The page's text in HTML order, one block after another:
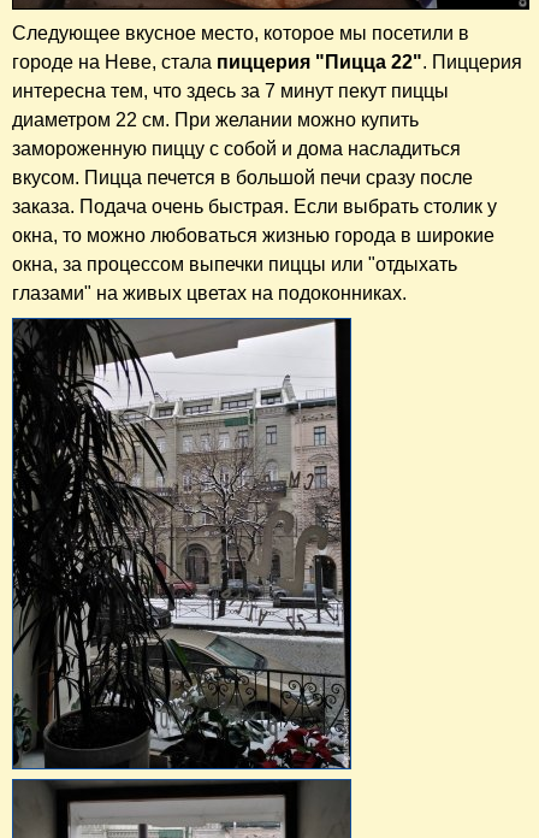
​Следующее вкусное место, которое мы посетили в
городе на Неве, стала пиццерия "Пицца 22". Пиццерия
интересна тем, что здесь за 7 минут пекут пиццы
диаметром 22 см. При желании можно купить
замороженную пиццу с собой и дома насладиться
вкусом. Пицца печется в большой печи сразу после
заказа. Подача очень быстрая. Если выбрать столик у
окна, то можно любоваться жизнью города в широкие
окна, за процессом выпечки пиццы или "отдыхать
глазами" на живых цветах на подоконниках.